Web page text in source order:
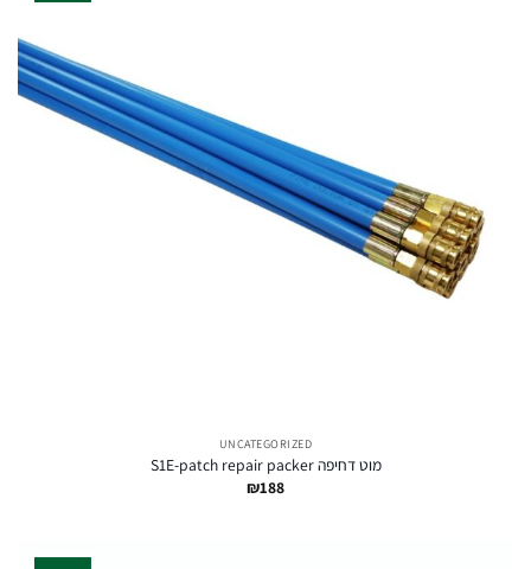
UNCATEGORIZED
מוט דחיפה S1E-patch repair packer
₪188